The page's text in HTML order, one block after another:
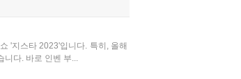
'지스타 2023'입니다. 특히, 올해
니다. 바로 인벤 부...